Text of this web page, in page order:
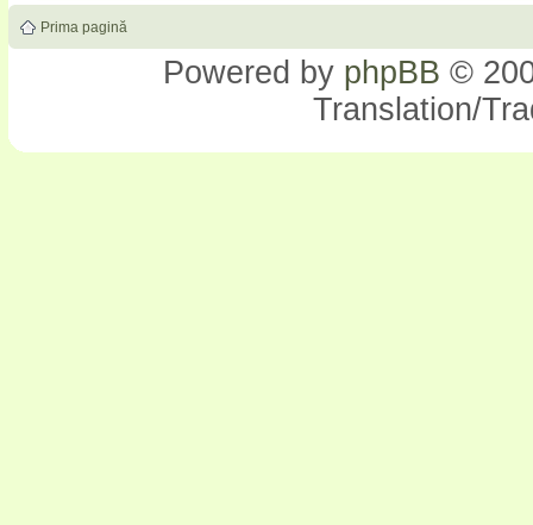
Prima pagină
Powered by phpBB ©
Translation/